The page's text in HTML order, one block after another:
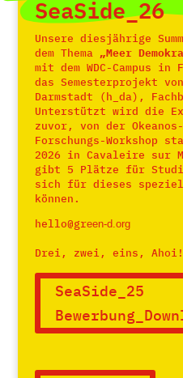
SeaSide_26
Unsere diesjährige
dem Thema „Meer
mit dem WDC-Campus
das Semesterprojekt
Darmstadt (h_da),
Unterstützt wird die
zuvor, von der
Forschungs-Workshop
2026 in Cavaleire sur
gibt 5 Plätze für
sich für dieses
können.
hello@green-d.org
Drei, zwei, eins, Ahoi!
SeaSide_25